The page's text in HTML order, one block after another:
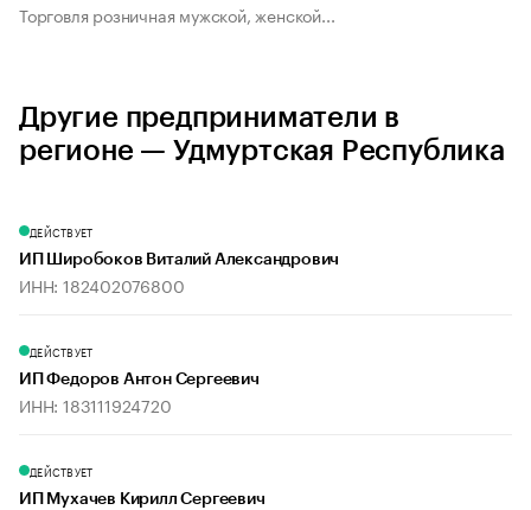
Торговля розничная мужской, женской...
Другие предприниматели в
регионе — Удмуртская Республика
ДЕЙСТВУЕТ
ИП Широбоков Виталий Александрович
ИНН: 182402076800
ДЕЙСТВУЕТ
ИП Федоров Антон Сергеевич
ИНН: 183111924720
ДЕЙСТВУЕТ
ИП Мухачев Кирилл Сергеевич